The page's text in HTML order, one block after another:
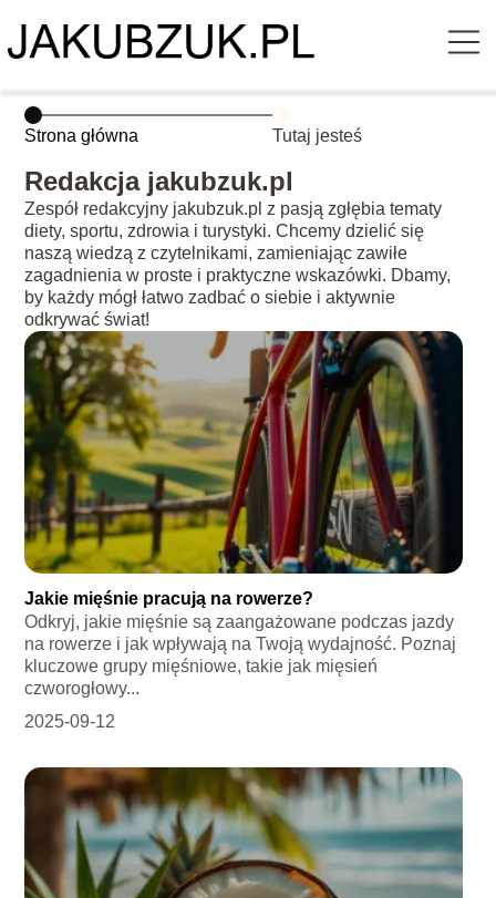
Strona główna Tutaj jesteś
Redakcja jakubzuk.pl
Zespół redakcyjny jakubzuk.pl z pasją zgłębia tematy
diety, sportu, zdrowia i turystyki. Chcemy dzielić się
naszą wiedzą z czytelnikami, zamieniając zawiłe
zagadnienia w proste i praktyczne wskazówki. Dbamy,
by każdy mógł łatwo zadbać o siebie i aktywnie
odkrywać świat!
Jakie mięśnie pracują na rowerze?
Odkryj, jakie mięśnie są zaangażowane podczas jazdy
na rowerze i jak wpływają na Twoją wydajność. Poznaj
kluczowe grupy mięśniowe, takie jak mięsień
czworogłowy...
2025-09-12